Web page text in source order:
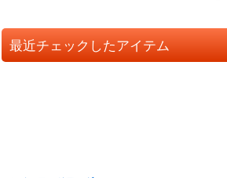
最近チェックしたアイテム